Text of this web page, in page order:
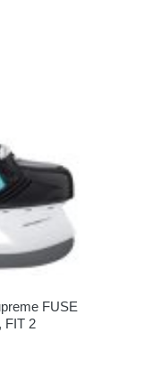
FUSE
FIT 2